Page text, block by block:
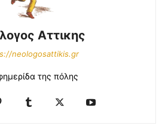
Αττικης
neologosattikis.gr
της πόλης